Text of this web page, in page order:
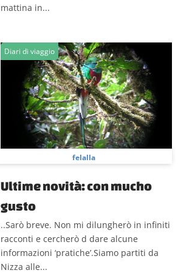
mattina in...
Diari di viaggio
felalla
Ultime novità: con mucho
gusto
..Sarò breve. Non mi dilungherò in infiniti
racconti e cercherò d dare alcune
informazioni ‘pratiche’.Siamo partiti da
Nizza alle...